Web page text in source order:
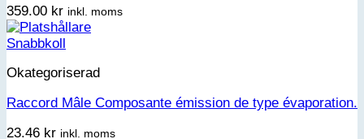
359.00 kr inkl. moms
Snabbkoll
Okategoriserad
Raccord Mâle Composante émission de type évaporation.
23.46 kr inkl. moms